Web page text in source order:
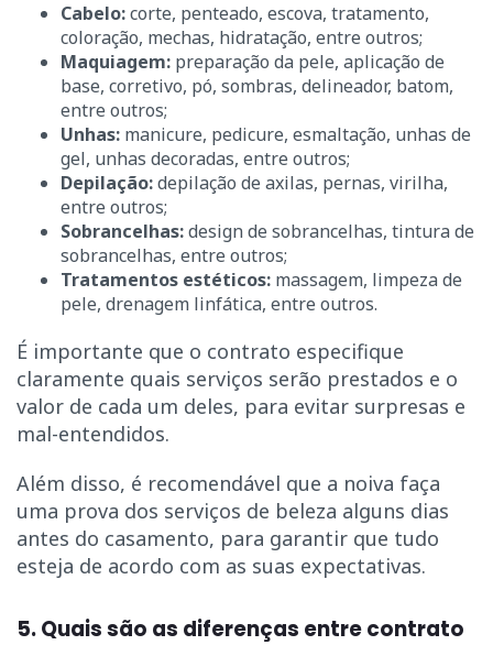
Cabelo:corte, penteado, escova, tratamento,
coloração, mechas, hidratação, entre outros;
Maquiagem: preparação da pele, aplicação de
base, corretivo, pó, sombras, delineador, batom,
entre outros;
Unhas: manicure, pedicure, esmaltação, unhas de
gel, unhas decoradas, entre outros;
Depilação:depilação de axilas, pernas, virilha,
entre outros;
Sobrancelhas:design de sobrancelhas, tintura de
sobrancelhas, entre outros;
Tratamentos estéticos: massagem, limpeza de
pele, drenagem linfática, entre outros.
É importante que o contrato especifique
claramente quais serviços serão prestados e o
valor de cada um deles, para evitar surpresas e
mal-entendidos.
Além disso, é recomendável que a noiva faça
uma prova dos serviços de beleza alguns dias
antes do casamento, para garantir que tudo
esteja de acordo com as suas expectativas.
5. Quais são as diferenças entre contrato